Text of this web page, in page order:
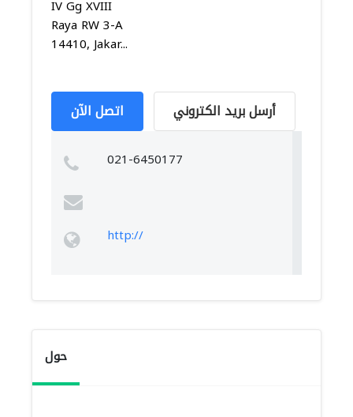
IV Gg XVIII
Raya RW 3-A
14410, Jakar...
اتصل الآن أرسل بريد الكتروني
021-6450177
http://
حول